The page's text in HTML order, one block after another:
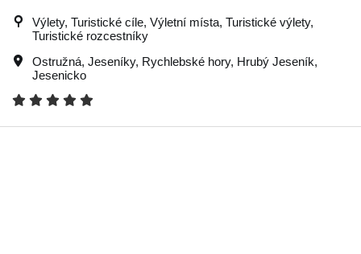
Výlety, Turistické cíle, Výletní místa, Turistické výlety,
Turistické rozcestníky
Ostružná, Jeseníky, Rychlebské hory, Hrubý Jeseník,
Jesenicko